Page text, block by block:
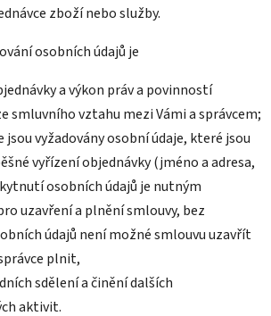
zboží nebo služby.
osobních údajů je
a výkon práv a povinností
smluvního vztahu mezi Vámi a správcem;
jsou vyžadovány osobní údaje, které jsou
vyřízení objednávky (jméno a adresa,
osobních údajů je nutným
uzavření a plnění smlouvy, bez
údajů není možné smlouvu uzavřít
plnit,
sdělení a činění dalších
aktivit.